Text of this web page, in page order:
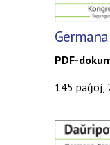
PDF-
145 paĝoj,